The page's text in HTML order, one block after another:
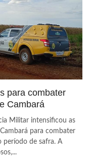
para combater
Cambará
Militar intensificou as
para combater
período de safra. A